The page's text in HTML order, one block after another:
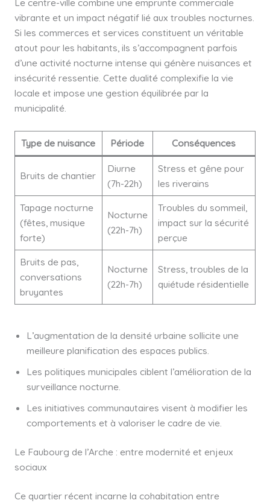
Le centre-ville combine une emprunte commerciale
vibrante et un impact négatif lié aux troubles nocturnes.
Si les commerces et services constituent un véritable
atout pour les habitants, ils s’accompagnent parfois
d’une activité nocturne intense qui génère nuisances et
insécurité ressentie. Cette dualité complexifie la vie
locale et impose une gestion équilibrée par la
municipalité.
Type de nuisance Période Conséquences
Bruits de chantier
Diurne
(7h-22h)
Stress et gêne pour
les riverains
Tapage nocturne
(fêtes, musique
forte)
Nocturne
(22h-7h)
Troubles du sommeil,
impact sur la sécurité
perçue
Bruits de pas,
conversations
bruyantes
Nocturne
(22h-7h)
Stress, troubles de la
quiétude résidentielle
L’augmentation de la densité urbaine sollicite une
meilleure planification des espaces publics.
Les politiques municipales ciblent l’amélioration de la
surveillance nocturne.
Les initiatives communautaires visent à modifier les
comportements et à valoriser le cadre de vie.
Le Faubourg de l’Arche : entre modernité et enjeux
sociaux
Ce quartier récent incarne la cohabitation entre